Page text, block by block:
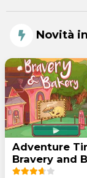
Novità in
Adventure
Bravery and